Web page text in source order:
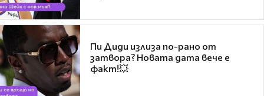
Пи Диди излиза по-рано от
затвора? Новата дата вече е
факт!💥